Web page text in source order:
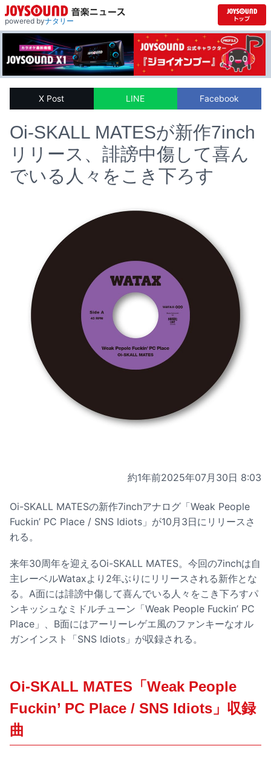
powered byナタリー
X Post LINE Facebook
Oi-SKALL MATESが新作7inch
リリース、誹謗中傷して喜ん
でいる人々をこき下ろす
約1年前2025年07月30日 8:03
Oi-SKALL MATESの新作7inchアナログ「Weak People
Fuckin’ PC Place / SNS Idiots」が10月3日にリリースさ
れる。
来年30周年を迎えるOi-SKALL MATES。今回の7inchは自
主レーベルWataxより2年ぶりにリリースされる新作とな
る。A面には誹謗中傷して喜んでいる人々をこき下ろすパ
ンキッシュなミドルチューン「Weak People Fuckin’ PC
Place」、B面にはアーリーレゲエ風のファンキーなオル
ガンインスト「SNS Idiots」が収録される。
Oi-SKALL MATES「Weak People
Fuckin’ PC Place / SNS Idiots」収録
曲